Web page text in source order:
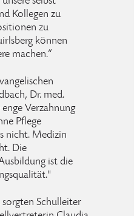
Kollegen zu
zu
können
machen.“
Dr. med.
Verzahnung
Pflege
nicht. Medizin
Die
ist die
Schulleiter